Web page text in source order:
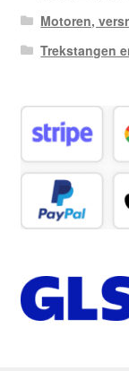
Motoren,
Trekstangen